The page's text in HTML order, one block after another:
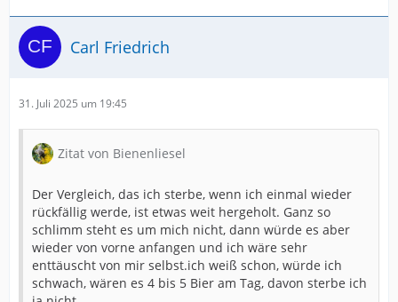
Carl Friedrich
31. Juli 2025 um 19:45
Zitat von Bienenliesel
Der Vergleich, das ich sterbe, wenn ich einmal wieder
rückfällig werde, ist etwas weit hergeholt. Ganz so
schlimm steht es um mich nicht, dann würde es aber
wieder von vorne anfangen und ich wäre sehr
enttäuscht von mir selbst.ich weiß schon, würde ich
schwach, wären es 4 bis 5 Bier am Tag, davon sterbe ich